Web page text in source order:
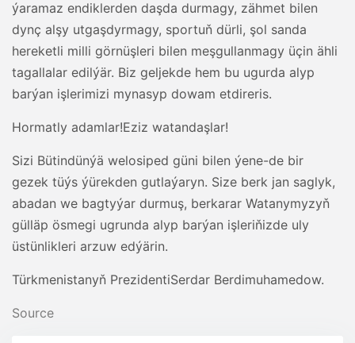
ýaramaz endiklerden daşda durmagy, zähmet bilen
dynç alşy utgaşdyrmagy, sportuň dürli, şol sanda
hereketli milli görnüşleri bilen meşgullanmagy üçin ähli
tagallalar edilýär. Biz geljekde hem bu ugurda alyp
barýan işlerimizi mynasyp dowam etdireris.
Hormatly adamlar!Eziz watandaşlar!
Sizi Bütindünýä welosiped güni bilen ýene-de bir
gezek tüýs ýürekden gutlaýaryn. Size berk jan saglyk,
abadan we bagtyýar durmuş, berkarar Watanymyzyň
gülläp ösmegi ugrunda alyp barýan işleriňizde uly
üstünlikleri arzuw edýärin.
Türkmenistanyň PrezidentiSerdar Berdimuhamedow.
Source